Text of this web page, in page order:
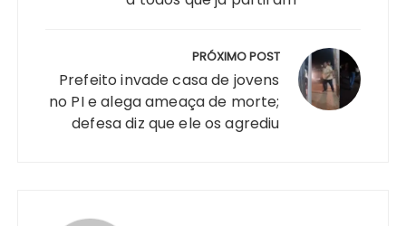
PRÓXIMO POST
Prefeito invade casa de jovens
no PI e alega ameaça de morte;
defesa diz que ele os agrediu